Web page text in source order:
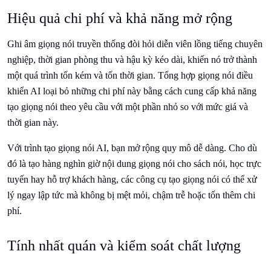
Hiệu quả chi phí và khả năng mở rộng
Ghi âm giọng nói truyền thống đòi hỏi diễn viên lồng tiếng chuyên
nghiệp, thời gian phòng thu và hậu kỳ kéo dài, khiến nó trở thành
một quá trình tốn kém và tốn thời gian. Tổng hợp giọng nói điều
khiển AI loại bỏ những chi phí này bằng cách cung cấp khả năng
tạo giọng nói theo yêu cầu với một phần nhỏ so với mức giá và
thời gian này.
Với trình tạo giọng nói AI, bạn mở rộng quy mô dễ dàng. Cho dù
đó là tạo hàng nghìn giờ nội dung giọng nói cho sách nói, học trực
tuyến hay hỗ trợ khách hàng, các công cụ tạo giọng nói có thể xử
lý ngay lập tức mà không bị mệt mỏi, chậm trễ hoặc tốn thêm chi
phí.
Tính nhất quán và kiểm soát chất lượng